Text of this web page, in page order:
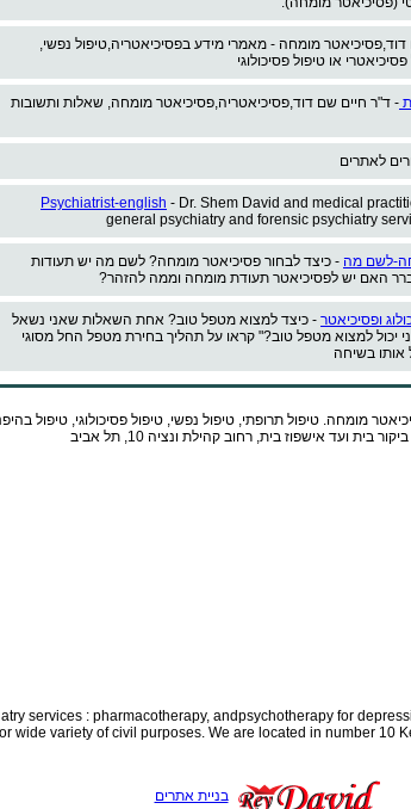
מומחה - מאמרי מידע בפסיכיאטריה,טיפול נפשי,
או טיפול פסיכולוגי
- ד"ר חיים שם דוד,פסיכיאטריה,פסיכיאטר מומחה, שאלות ותשובות
לאתרים
Psychiatrist-english - Dr. Shem David and medical
general psychiatry and forensic psychiatry
לשם מה - כיצד לבחור פסיכיאטר מומחה? לשם מה יש תעודות
האם יש לפסיכיאטר תעודת מומחה וממה להזהר?
ופסיכיאטר - כיצד למצוא מטפל טוב? אחת השאלות שאני נשאל
יכול למצוא מטפל טוב?" קראו על תהליך בחירת מטפל החל מסוגי
אותו בשיחה
מומחה. טיפול תרופתי, טיפול נפשי, טיפול פסיכולוגי, טיפול
בית ועד אישפוז בית, רחוב קהילת ונציה 10, תל אביב
services : pharmacotherapy, andpsychotherapy for
wide variety of civil purposes. We are located in number 10
בניית אתרים